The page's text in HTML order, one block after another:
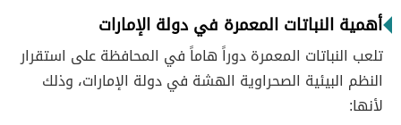
أهمية النباتات المعمرة في دولة الإمارات
تلعب النباتات المعمرة دوراً هاماََ في المحافظة على استقرار
النظم البيئية الصحراوية الهشة في دولة الإمارات، وذلك
لأنها: